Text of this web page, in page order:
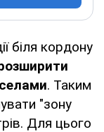
біля кордону
. Таким
"зону
Для цього